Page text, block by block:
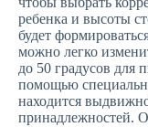
ребенка и высоты
будет
можно легко
до 50 градусов для
помощью
находится
принадлежностей.